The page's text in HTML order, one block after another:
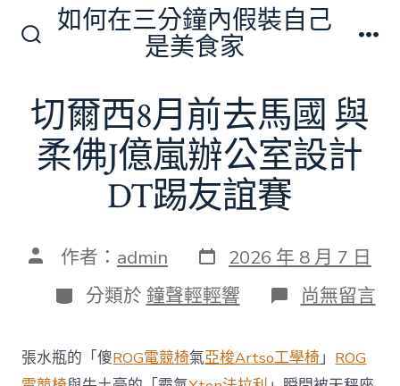
換
開
關
如何在三分鐘內假裝自己
是美食家
切爾西8月前去馬國 與
柔佛J億嵐辦公室設計
DT踢友誼賽
文 作者： admin 發
表
日
期
2026 年 8 月 7 日
分
類
分類於 鐘聲輕輕響 在
〈切
西
8
尚無留言
張水瓶的「傻ROG電競椅氣亞梭Artso工學椅」 ROG